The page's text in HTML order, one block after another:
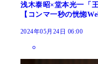
浅木泰昭×堂本光一「
【コンマ一秒の恍惚
2024年05月24日 06:00